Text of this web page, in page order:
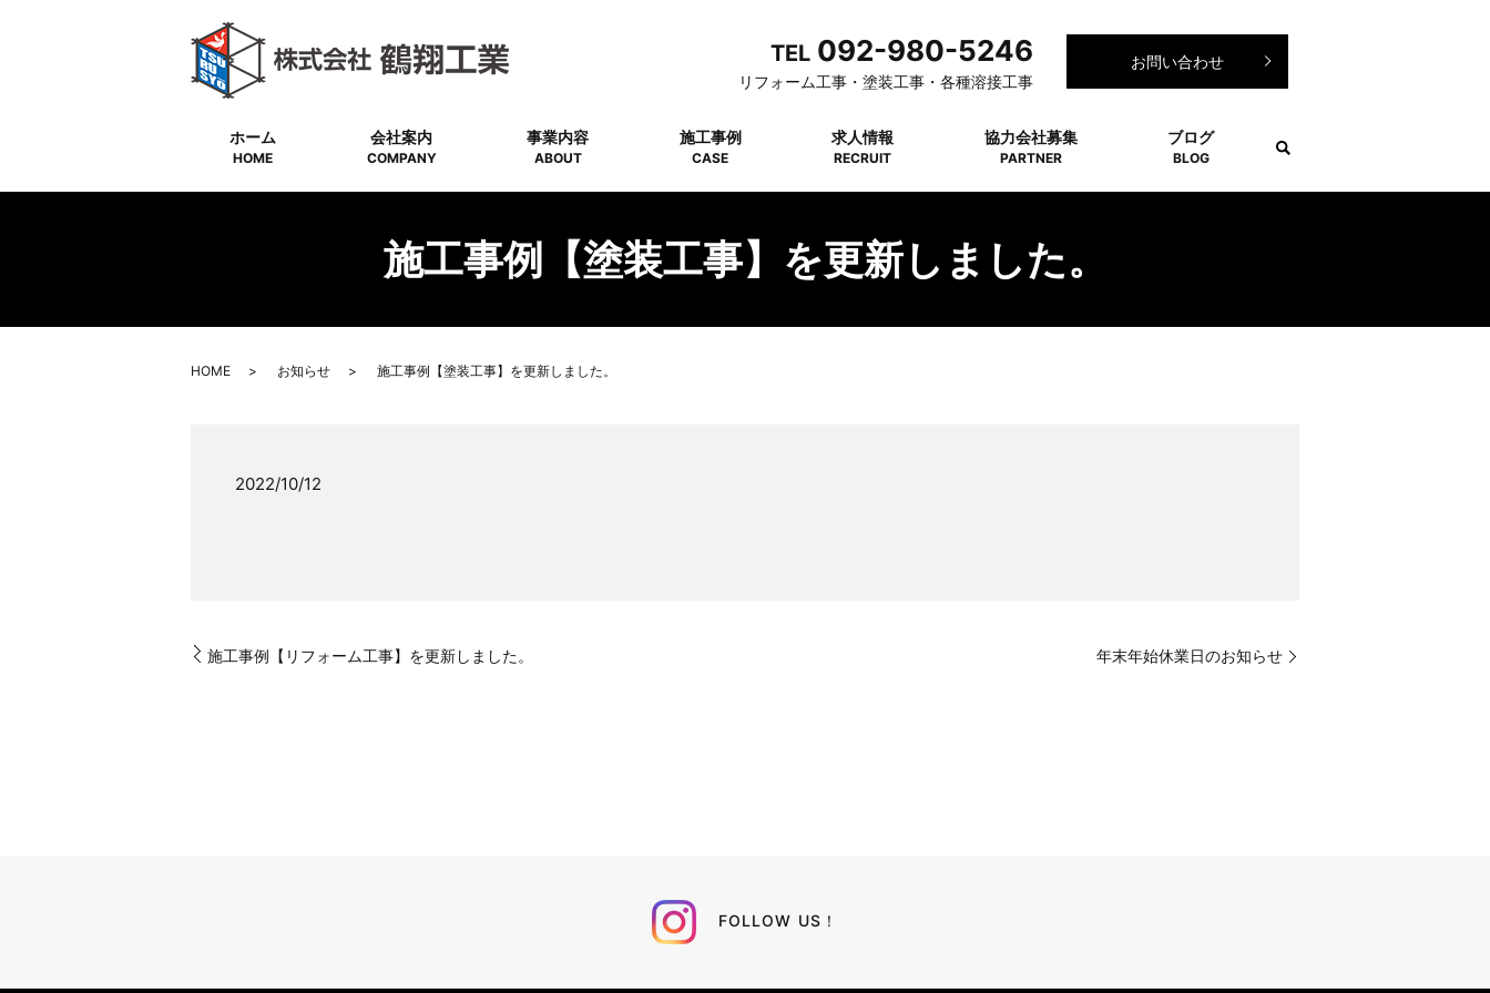
ホーム
HOME
会社案内
COMPANY
事業内容
ABOUT
施工事例
CASE
求人情報
RECRUIT
協力会社募集
PARTNER
ブログ
BLOG
TEL 092-980-5246
リフォーム工事・塗装工事・各種溶接工事
お問い合わせ
施工事例【塗装工事】を更新しました。
HOME お知らせ 施工事例【塗装工事】を更新しました。
2022/10/12
施工事例【リフォーム工事】を更新しました。 年末年始休業日のお知らせ
FOLLOW US！